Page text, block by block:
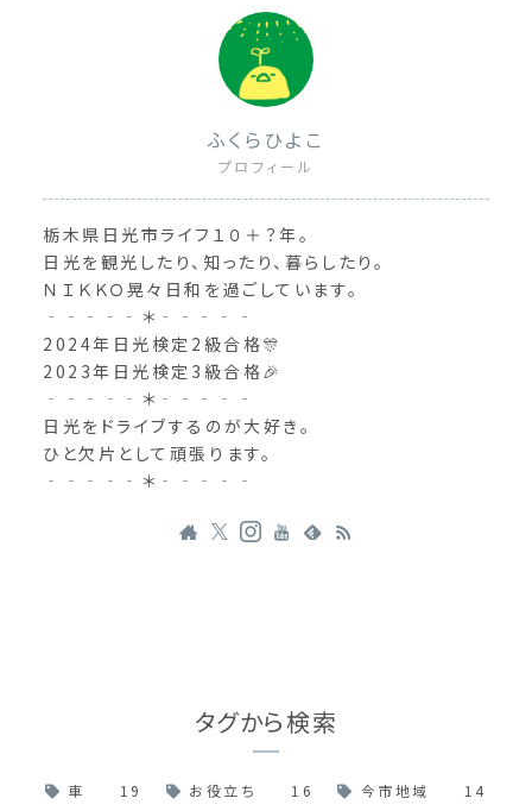
ふくらひよこ
プロフィール
栃木県日光市ライフ１０＋？年。
日光を観光したり、知ったり、暮らしたり。
ＮＩＫＫＯ晃々日和を過ごしています。
‐‐‐‐‐＊‐‐‐‐‐
2024年日光検定2級合格🎊
2023年日光検定3級合格🎉
‐‐‐‐‐＊‐‐‐‐‐
日光をドライブするのが大好き。
ひと欠片として頑張ります。
‐‐‐‐‐＊‐‐‐‐‐
タグから検索
車 19 お役立ち 16 今市地域
14